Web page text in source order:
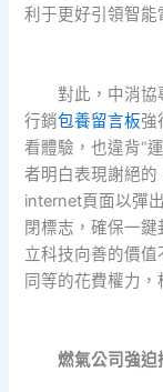
利于更好引領智能
對此，中消協
行銷包養留言板強
看體驗，也違背“
者明白表現謝絕的
internet頁面以彈
閉標志，確保一
立科技向善的價
同等的花費權力
燃氣公司強迫